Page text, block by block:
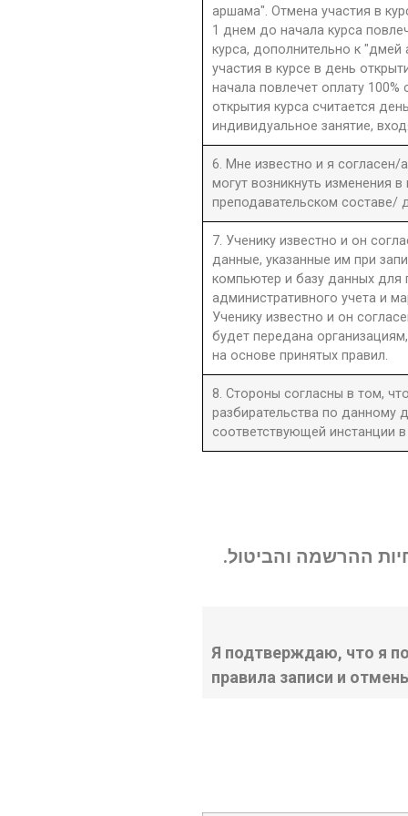
аршама". Отмена участия в
1 днем до начала курса
курса, дополнительно к
участия в курсе в день
начала повлечет оплату
открытия курса считается
индивидуальное занятие,
6. Мне известно и я согласен/
могут возникнуть изменения
преподавательском составе/
7. Ученику известно и он
данные, указанные им при
компьютер и базу данных для
административного учета и
Ученику известно и он
будет передана
на основе принятых правил.
8. Стороны согласны в том,
разбирательства по данному
соответствующей инстанции
ההרשמה והביטול.
Я подтверждаю, что я
правила записи и